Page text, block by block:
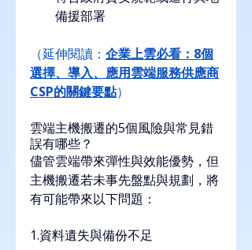
備援部署
（延伸閱讀： 企業上雲必看：8個
選擇、導入、應用雲端服務供應商
CSP的關鍵要點）
雲端主機搬遷的5個風險與常見錯
誤有哪些？
儘管雲端帶來彈性與效能優勢，但
主機搬遷若未事先盤點與規劃，將
有可能帶來以下問題：
1.資料遺失與備份不足